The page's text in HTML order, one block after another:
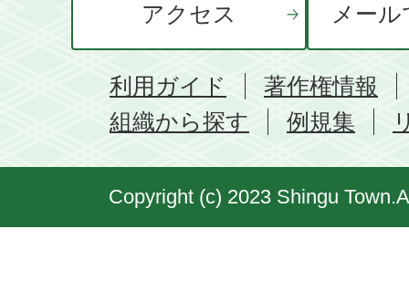
アクセス メー
利用ガイド
著作権情報
組織から探す
例規集
Copyright (c) 2023 Shingu